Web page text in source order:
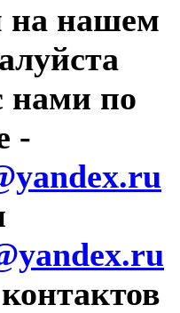
на нашем
нами по
-